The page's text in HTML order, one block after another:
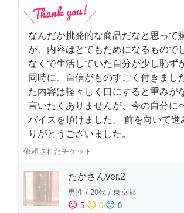
なんだか挑発的な商品だなと思って
が、内容はとてもためになるもので
なくで生活していた自分が少し恥ず
同時に、自信がものすごく付きまし
た内容は軽々しく口にすると重みが
言いたくありませんが、今の自分に
バイスを頂けました。 前を向いて進
りがとうございました。
依頼されたチケット
たかさんver.2
男性 / 20代 / 東京都
sentiment_satisfied 5 sentiment_neutral 0 sentiment_dissatisfied 0